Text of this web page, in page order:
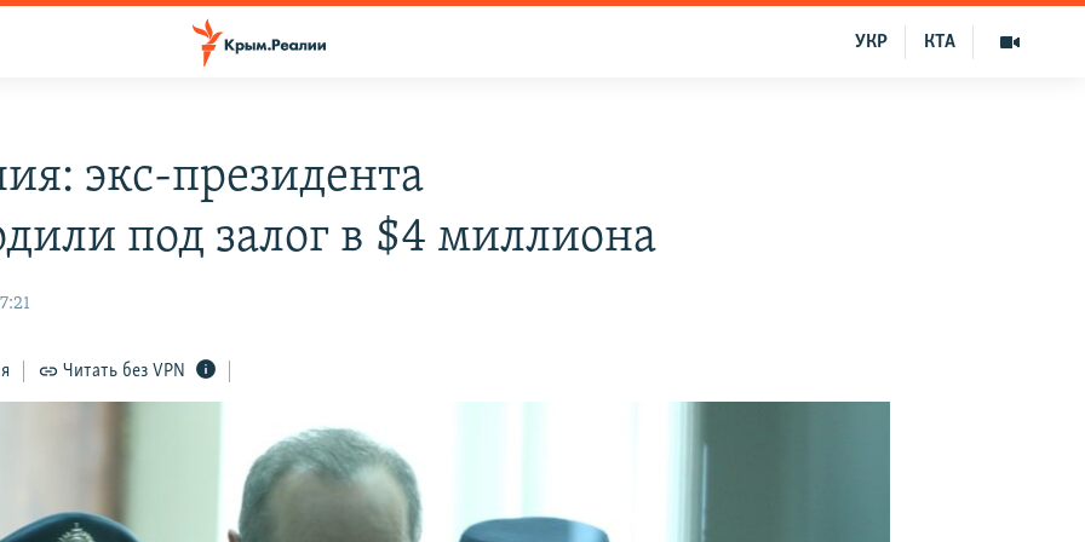
КТА
УКР
экс-президента
под залог в $4 миллиона
Читать без VPN